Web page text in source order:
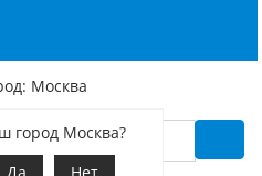
Москва
город Москва?